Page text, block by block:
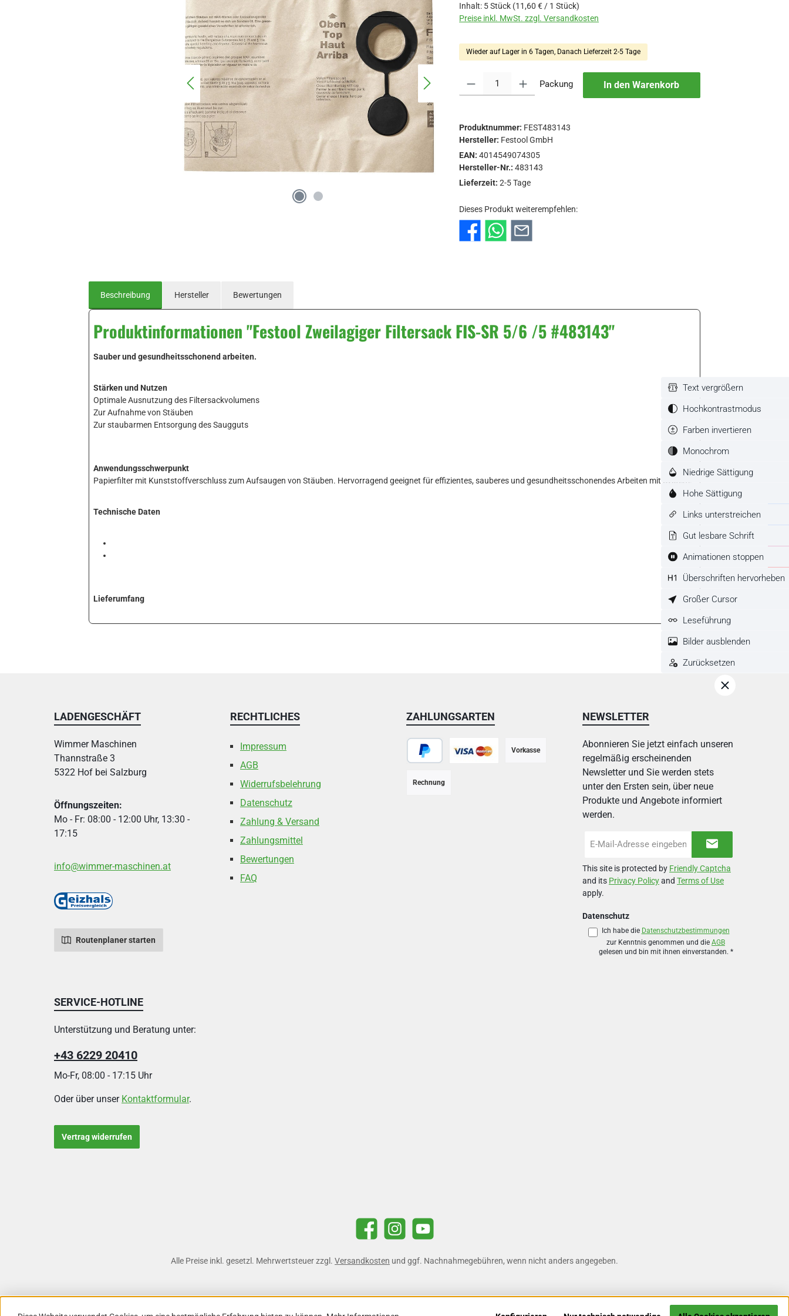
Inhalt: 5 Stück (11,60 € / 1 Stück)
Preise inkl. MwSt. zzgl. Versandkosten
Wieder auf Lager in 6 Tagen, Danach Lieferzeit 2-5 Tage
Produkt Anzahl: Gib den gewünschten Wert ein oder benutze die Schaltflächen um die
Packung In den Warenkorb
Produktnummer: FEST483143
Hersteller: Festool GmbH
EAN:4014549074305
Hersteller-Nr.:483143
Lieferzeit:2-5 Tage
Dieses Produkt weiterempfehlen:
Beschreibung Hersteller Bewertungen
Produktinformationen "Festool Zweilagiger Filtersack FIS-SR 5/6 /5 #483143"
Sauber und gesundheitsschonend arbeiten.
Stärken und Nutzen
Optimale Ausnutzung des Filtersackvolumens
Zur Aufnahme von Stäuben
Zur staubarmen Entsorgung des Saugguts
Anwendungsschwerpunkt
Papierfilter mit Kunststoffverschluss zum Aufsaugen von Stäuben. Hervorragend geeignet für effizientes, sauberes und gesundheitsschonendes Arbeiten mit System.
Technische Daten
Lieferumfang
LADENGESCHÄFT
Wimmer Maschinen
Thannstraße 3
5322 Hof bei Salzburg
Öffnungszeiten:
Mo - Fr: 08:00 - 12:00 Uhr, 13:30 -
17:15
info@wimmer-maschinen.at
Routenplaner starten
RECHTLICHES
Impressum
AGB
Widerrufsbelehrung
Datenschutz
Zahlung & Versand
Zahlungsmittel
Bewertungen
FAQ
ZAHLUNGSARTEN
Vorkasse
Rechnung
NEWSLETTER
Abonnieren Sie jetzt einfach unseren
regelmäßig erscheinenden
Newsletter und Sie werden stets
unter den Ersten sein, über neue
Produkte und Angebote informiert
werden.
Mail-
*
This site is protected by Friendly Captcha
and its Privacy Policyand Terms of Use
apply.
Datenschutz
Ich habe die Datenschutzbestimmungen
zur Kenntnis genommen und die AGB
gelesen und bin mit ihnen einverstanden. *
SERVICE-HOTLINE
Unterstützung und Beratung unter:
+43 6229 20410
Mo-Fr, 08:00 - 17:15 Uhr
Oder über unser Kontaktformular.
Vertrag widerrufen
FacebookInstagramYouTube
Alle Preise inkl. gesetzl. Mehrwertsteuer zzgl. Versandkosten und ggf. Nachnahmegebühren, wenn nicht anders angegeben.
Text vergrößern
Hochkontrastmodus
Farben invertieren
Monochrom
Niedrige Sättigung
Hohe Sättigung
Links unterstreichen
Gut lesbare Schrift
Animationen stoppen
Überschriften hervorheben
Großer Cursor
Leseführung
Bilder ausblenden
Zurücksetzen